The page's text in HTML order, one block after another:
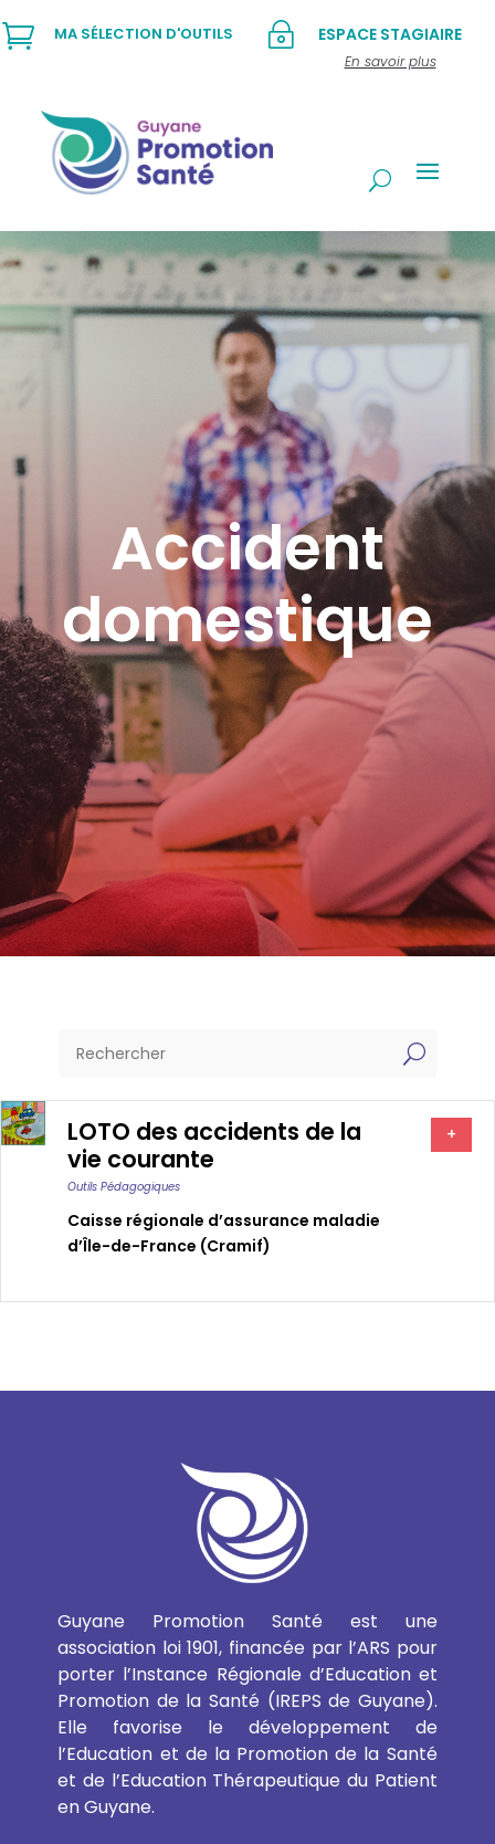
~ ESPACE STAGIAIRE
En savoir plus
 MA SÉLECTION D'OUTILS
Accident
domestique
U
LOTO des accidents de la
vie courante
Outils Pédagogiques
Caisse régionale d’assurance maladie
d’Île-de-France (Cramif)
+
Guyane Promotion Santé est une
association loi 1901, financée par l’ARS pour
porter l’Instance Régionale d’Education et
Promotion de la Santé (IREPS de Guyane).
Elle favorise le développement de
l’Education et de la Promotion de la Santé
et de l’Education Thérapeutique du Patient
en Guyane.